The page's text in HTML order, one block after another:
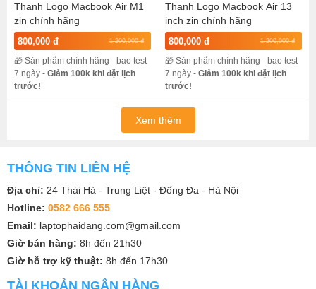
Thanh Logo Macbook Air M1
zin chính hãng
800,000 đ 1,200,000 đ
🎁 Sản phẩm chính hãng - bao test
7 ngày - Giảm 100k khi đặt lịch
trước!
Thanh Logo Macbook Air 13
inch zin chính hãng
800,000 đ 1,200,000 đ
🎁 Sản phẩm chính hãng - bao test
7 ngày - Giảm 100k khi đặt lịch
trước!
Xem thêm
THÔNG TIN LIÊN HỆ
Địa chỉ: 24 Thái Hà - Trung Liệt - Đống Đa - Hà Nội
Hotline: 0582 666 555
Email: laptophaidang.com@gmail.com
Giờ bán hàng: 8h đến 21h30
Giờ hỗ trợ kỹ thuật: 8h đến 17h30
TÀI KHOẢN NGÂN HÀNG